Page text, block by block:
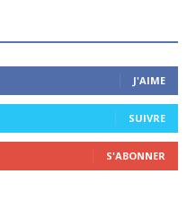
J'AIME
SUIVRE
S'ABONNER